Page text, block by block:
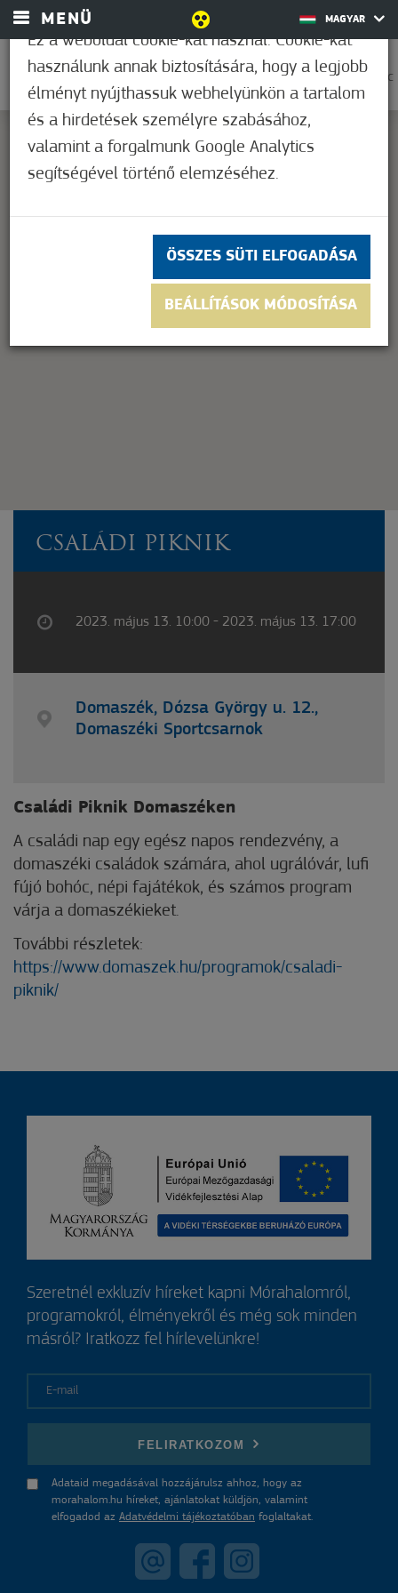
MENÜ MAGYAR
0
33,9°C
This page can't load Google Maps correctly.
Do you own this website? OK
CSALÁDI PIKNIK
2023. május 13. 10:00 - 2023. május 13. 17:00
Domaszék, Dózsa György u. 12.,
Domaszéki Sportcsarnok
Családi Piknik Domaszéken
A családi nap egy egész napos rendezvény, a
domaszéki családok számára, ahol ugrálóvár, lufi
fújó bohóc, népi fajátékok, és számos program
várja a domaszékieket.
További részletek:
https://www.domaszek.hu/programok/csaladi-
piknik/
Ez a weboldal cookie-kat használ. Cookie-kat
használunk annak biztosítására, hogy a legjobb
élményt nyújthassuk webhelyünkön a tartalom
és a hirdetések személyre szabásához,
valamint a forgalmunk Google Analytics
segítségével történő elemzéséhez.
ÖSSZES SÜTI ELFOGADÁSA
BEÁLLÍTÁSOK MÓDOSÍTÁSA
Szeretnél exkluzív híreket kapni Mórahalomról,
programokról, élményekről és még sok minden
másról? Iratkozz fel hírlevelünkre!
FELIRATKOZOM
Adataid megadásával hozzájárulsz ahhoz, hogy az
morahalom.hu híreket, ajánlatokat küldjön, valamint
elfogadod az Adatvédelmi tájékoztatóban foglaltakat.